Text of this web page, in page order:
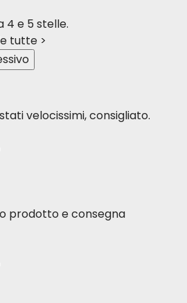
4 e 5 stelle.
tutte >
velocissimi, consigliato.
prodotto e consegna